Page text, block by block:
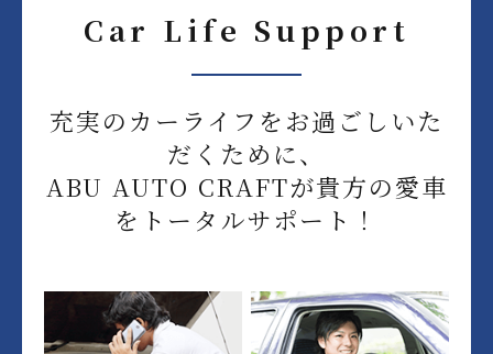
Car Life Support
充実のカーライフをお過ごしいた
だくために、
ABU AUTO CRAFTが貴方の愛車
をトータルサポート！